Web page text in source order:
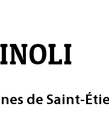
de Saint-